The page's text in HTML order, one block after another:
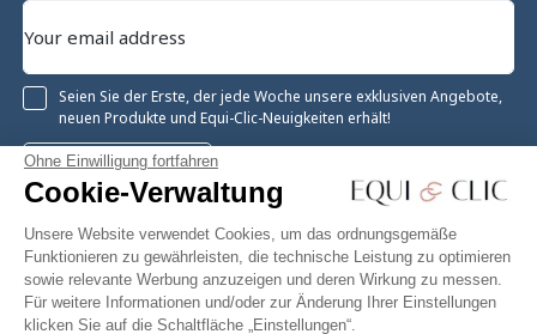
Ohne Einwilligung fortfahren
Cookie-Verwaltung
Unsere Website verwendet Cookies, um das ordnungsgemäße
Funktionieren zu gewährleisten, die technische Leistung zu optimieren
sowie relevante Werbung anzuzeigen und deren Wirkung zu messen.
Für weitere Informationen und/oder zur Änderung Ihrer Einstellungen
klicken Sie auf die Schaltfläche „Einstellungen“.
Seien Sie der Erste, der jede Woche unsere exklusiven Angebote,
neuen Produkte und Equi-Clic-Neuigkeiten erhält!
Registrieren
Facebook Twitter
YouTube
Pinterest
Instagram